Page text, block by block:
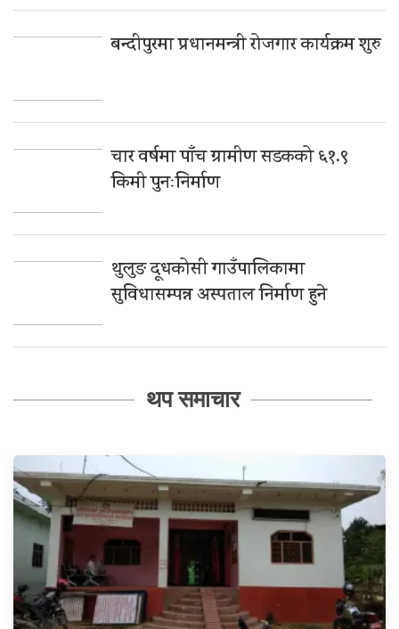
बन्दीपुरमा प्रधानमन्त्री रोजगार कार्यक्रम शुरु
चार वर्षमा पाँच ग्रामीण सडकको ६१.९
किमी पुनःनिर्माण
थुलुङ दूधकोसी गाउँपालिकामा
सुविधासम्पन्न अस्पताल निर्माण हुने
थप समाचार